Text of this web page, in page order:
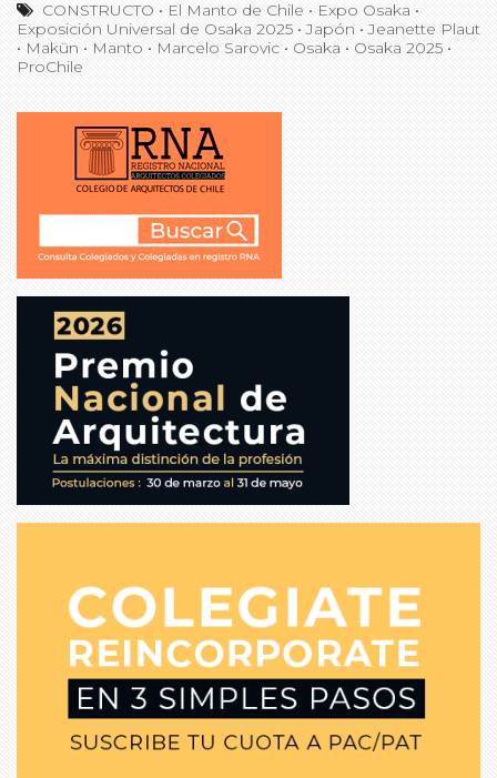
CONSTRUCTO • El Manto de Chile • Expo Osaka •
Exposición Universal de Osaka 2025 •Japón •Jeanette Plaut
• Makün • Manto • Marcelo Sarovic • Osaka • Osaka 2025 •
ProChile